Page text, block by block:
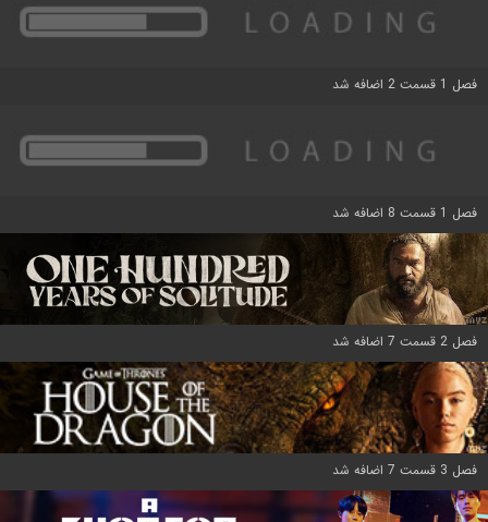
فصل 1 قسمت 2 اضافه شد
فصل 1 قسمت 8 اضافه شد
فصل 2 قسمت 7 اضافه شد
فصل 3 قسمت 7 اضافه شد